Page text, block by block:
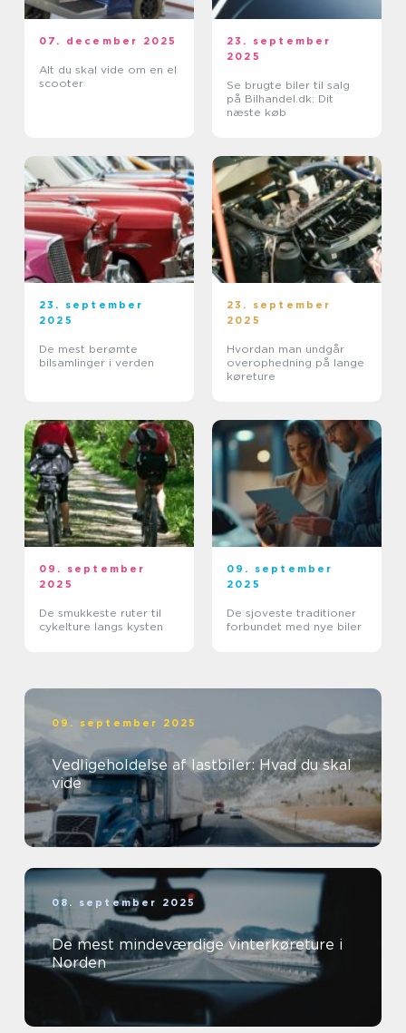
07. december 2025
Alt du skal vide om en el
scooter
23. september
2025
Se brugte biler til salg
på Bilhandel.dk: Dit
næste køb
23. september
2025
De mest berømte
bilsamlinger i verden
23. september
2025
Hvordan man undgår
overophedning på lange
køreture
09. september
2025
De smukkeste ruter til
cykelture langs kysten
09. september
2025
De sjoveste traditioner
forbundet med nye biler
09. september 2025
Vedligeholdelse af lastbiler: Hvad du skal
vide
08. september 2025
De mest mindeværdige vinterkøreture i
Norden